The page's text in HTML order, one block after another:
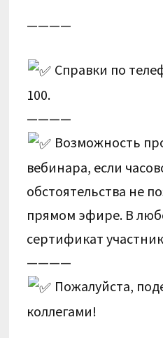
————
Справки по
100.
————
Возможность
вебинара, если
обстоятельства не
прямом эфире. В
сертификат
————
Пожалуйста,
коллегами!